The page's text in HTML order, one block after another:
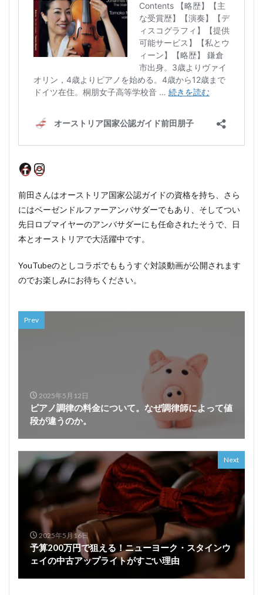
Facebook
Instagram
前田さんはオーストリア国家公認ガイドの資格を持ち、さら
にはベーゼンドルファーアンバサダーでもあり、そしてつい
先日ロブマイヤーのアンバサダーにも任命されたそうで、日
本とオーストリアで大活躍中です。
YouTubeのとしコラボでももうすぐ対談動画が公開されます
のでお楽しみにお待ちください。
Prev
2025年5月12日
ピアノ調律の料金について。なぜ調律師によって値
段が違うのか。
Next
2025年5月16日
予算200万円で狙える！ニューヨーク・スタインウ
ェイの中古アップライトがすごい理由